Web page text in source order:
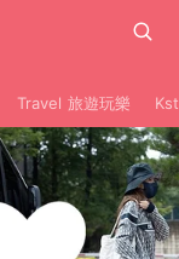
Travel 旅遊玩樂